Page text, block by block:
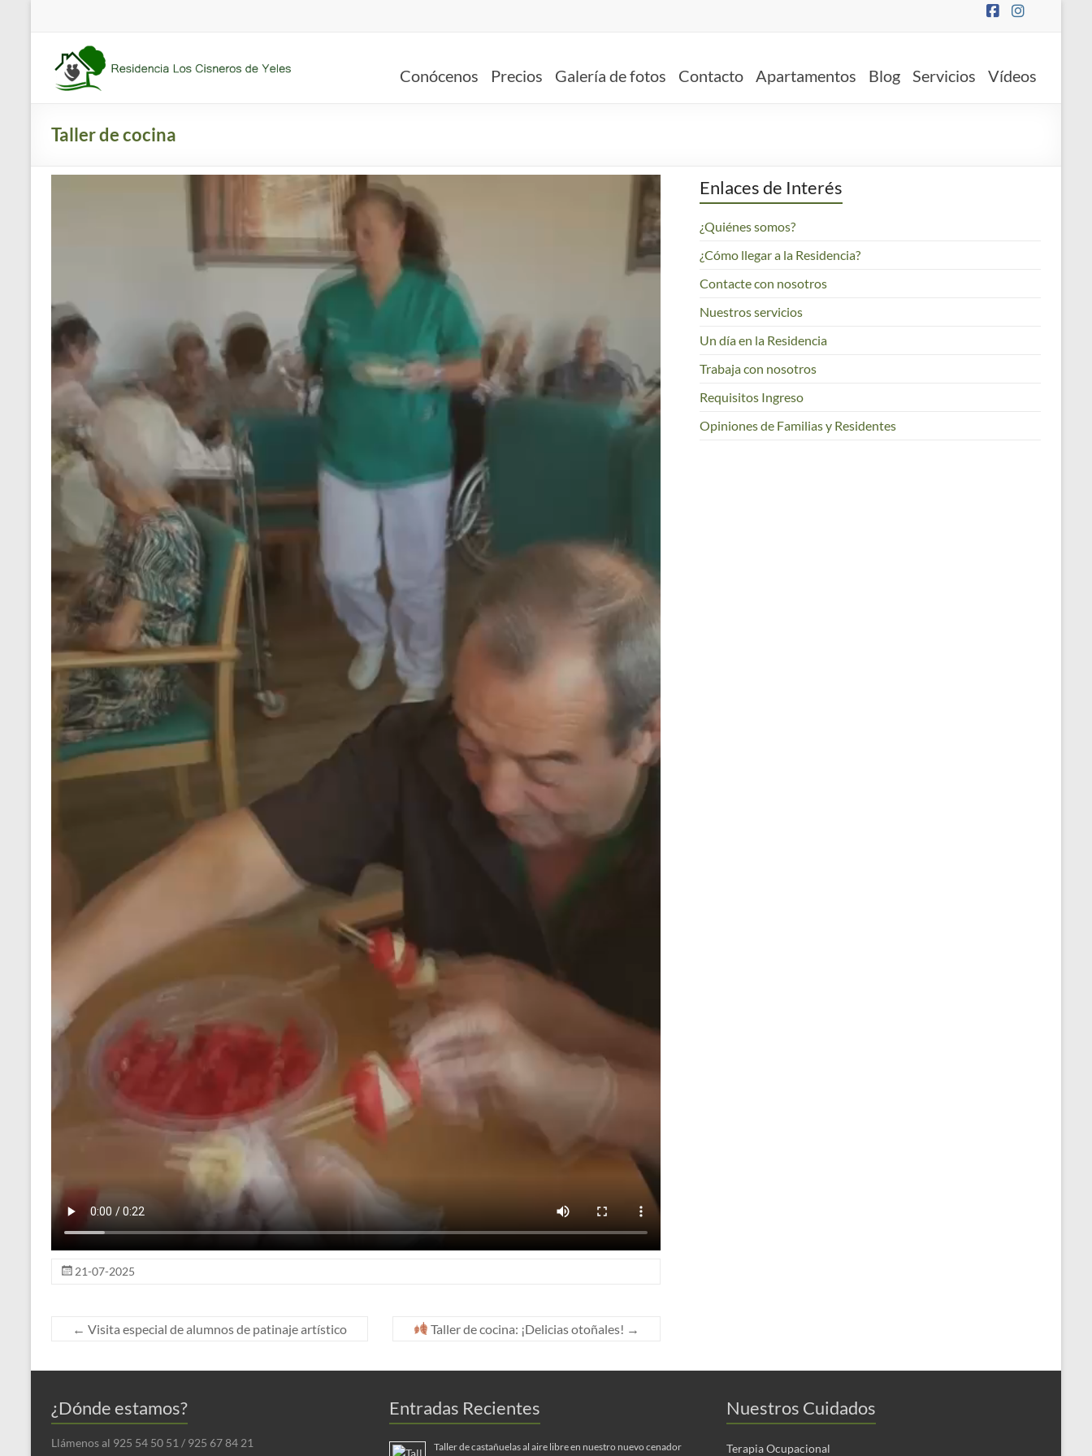
Residencia
Los
Cisneros
de
Conócenos Precios Galería de fotos Contacto Apartamentos Blog Servicios Vídeos
Taller de cocina
21-07-2025
← Visita especial de alumnos de patinaje artístico Taller de cocina: ¡Delicias otoñales! →
Enlaces de Interés
¿Quiénes somos?
¿Cómo llegar a la Residencia?
Contacte con nosotros
Nuestros servicios
Un día en la Residencia
Trabaja con nosotros
Requisitos Ingreso
Opiniones de Familias y Residentes
¿Dónde estamos?
Llámenos al 925 54 50 51 / 925 67 84 21
Entradas Recientes
Taller de castañuelas al aire libre en nuestro nuevo cenador
Nuestros Cuidados
Terapia Ocupacional